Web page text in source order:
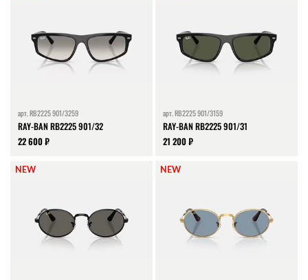
арт.RB2225 901/3259
RAY-BAN RB2225 901/32
22 600 ₽
арт. RB2225 901/3159
RAY-BAN RB2225 901/31
21 200 ₽
NEW NEW